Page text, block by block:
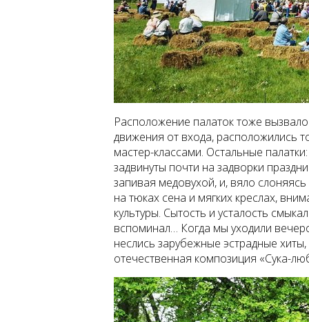
Расположение палаток тоже
движения от входа, расположились
мастер-классами. Остальные
задвинуты почти на задворки
запивая медовухой, и, вяло
на тюках сена и мягких креслах,
культуры. Сытость и усталость
вспоминал… Когда мы уходили
неслись зарубежные эстрадные
отечественная композиция «Сука-